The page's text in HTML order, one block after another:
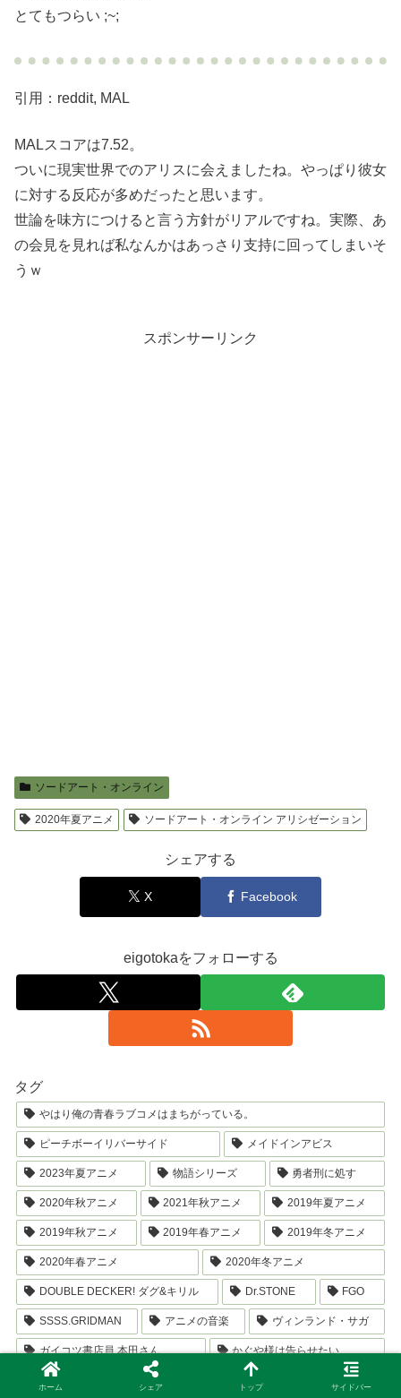
とてもつらい ;~;
引用：reddit, MAL
MALスコアは7.52。
ついに現実世界でのアリスに会えましたね。やっぱり彼女
に対する反応が多めだったと思います。
世論を味方につけると言う方針がリアルですね。実際、あ
の会見を見れば私なんかはあっさり支持に回ってしまいそ
うｗ
スポンサーリンク
ソードアート・オンライン
2020年夏アニメ ソードアート・オンライン アリシゼーション
シェアする
X Facebook
eigotokaをフォローする
タグ
やはり俺の青春ラブコメはまちがっている。
ピーチボーイリバーサイド メイドインアビス
2023年夏アニメ 物語シリーズ 勇者刑に処す
2020年秋アニメ 2021年秋アニメ 2019年夏アニメ
2019年秋アニメ 2019年春アニメ 2019年冬アニメ
2020年春アニメ 2020年冬アニメ
DOUBLE DECKER! ダグ&キリル Dr.STONE FGO
SSSS.GRIDMAN アニメの音楽 ヴィンランド・サガ
ガイコツ書店員 本田さん かぐや様は告らせたい
クロムクロ サイコパス
ホーム シェア トップ サイドバー